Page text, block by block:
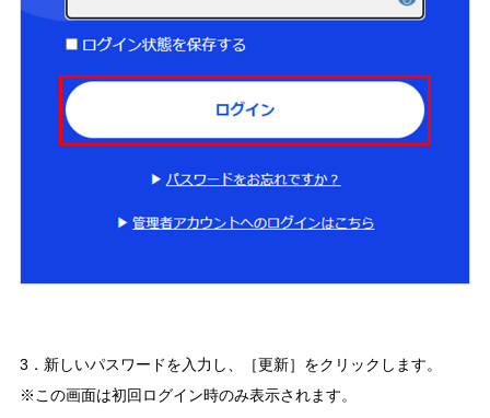
3．新しいパスワードを入力し、［更新］をクリックします。
※この画面は初回ログイン時のみ表示されます。